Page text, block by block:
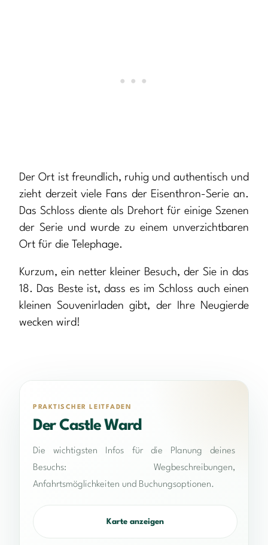
Der Ort ist freundlich, ruhig und authentisch und
zieht derzeit viele Fans der Eisenthron-Serie an.
Das Schloss diente als Drehort für einige Szenen
der Serie und wurde zu einem unverzichtbaren
Ort für die Telephage.
Kurzum, ein netter kleiner Besuch, der Sie in das
18. Das Beste ist, dass es im Schloss auch einen
kleinen Souvenirladen gibt, der Ihre Neugierde
wecken wird!
PRAKTISCHER LEITFADEN
Der Castle Ward
Die wichtigsten Infos für die Planung deines
Besuchs: Wegbeschreibungen,
Anfahrtsmöglichkeiten und Buchungsoptionen.
Karte anzeigen